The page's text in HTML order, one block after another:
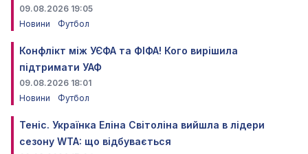
09.08.2026 19:05
Новини
Футбол
Конфлікт між УЄФА та ФІФА! Кого вирішила
підтримати УАФ
09.08.2026 18:01
Новини
Футбол
Теніс. Українка Еліна Світоліна вийшла в лідери
сезону WTA: що відбувається